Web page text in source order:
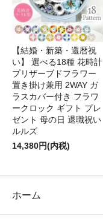
【結婚・新築・還暦祝
い】 選べる18種 花時計
プリザーブドフラワー
置き掛け兼用 2WAY ガ
ラスカバー付き フラワ
ークロック ギフト プレ
ゼント 母の日 退職祝い
ルルズ
14,380円(内税)
ホーム